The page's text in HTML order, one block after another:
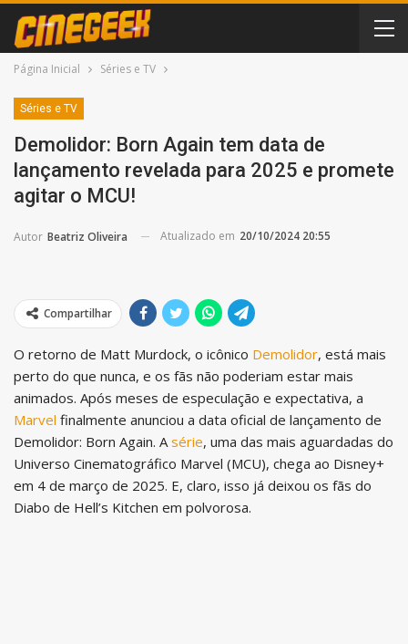
Página Inicial Séries e TV
Séries e TV
Demolidor: Born Again tem data de
lançamento revelada para 2025 e promete
agitar o MCU!
Autor Beatriz Oliveira Atualizado em 20/10/2024 20:55
Compartilhar
O retorno de Matt Murdock, o icônico Demolidor, está mais
perto do que nunca, e os fãs não poderiam estar mais
animados. Após meses de especulação e expectativa, a
Marvel finalmente anunciou a data oficial de lançamento de
Demolidor: Born Again. A série, uma das mais aguardadas do
Universo Cinematográfico Marvel (MCU), chega ao Disney+
em 4 de março de 2025. E, claro, isso já deixou os fãs do
Diabo de Hell’s Kitchen em polvorosa.